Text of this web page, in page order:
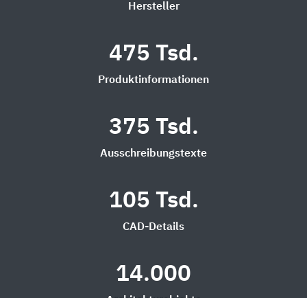
Hersteller
475 Tsd.
Produktinformationen
375 Tsd.
Ausschreibungstexte
105 Tsd.
CAD-Details
14.000